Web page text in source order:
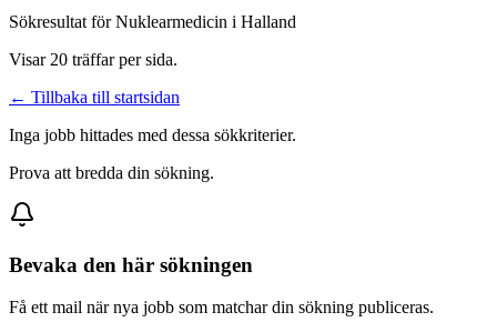
Sökresultat förNuklearmedicin i Halland
Visar 20 träffar per sida.
← Tillbaka till startsidan
Inga jobb hittades med dessa sökkriterier.
Prova att bredda din sökning.
Bevaka den här sökningen
Få ett mail när nya jobb som matchar din sökning publiceras.